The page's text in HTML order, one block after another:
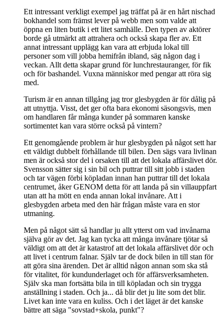
Ett intressant verkligt exempel jag träffat på är en hårt nischad
bokhandel som främst lever på webb men som valde att
öppna en liten butik i ett litet samhälle. Den typen av aktörer
borde gå utmärkt att attrahera och också skapa fler av. Ett
annat intressant upplägg kan vara att erbjuda lokal till
personer som vill jobba hemifrån ibland, säg någon dag i
veckan. Allt detta skapar grund för lunchrestauranger, för fik
och för bashandel. Vuxna människor med pengar att röra sig
med.
Turism är en annan tillgång jag tror glesbygden är för dålig på
att utnyttja. Visst, det ger ofta bara ekonomi säsongsvis, men
om handlaren får många kunder på sommaren kanske
sortimentet kan vara större också på vintern?
Ett genomgående problem är hur glesbygden på något sett har
ett väldigt dubbelt förhållande till bilen. Den sägs vara livlinan
men är också stor del i orsaken till att det lokala affärslivet dör.
Svensson sätter sig i sin bil och puttrar till sitt jobb i staden
och tar vägen förbi köpladan innan han puttrar till det lokala
centrumet, åker GENOM detta för att landa på sin villauppfart
utan att ha mött en enda annan lokal invånare. Att i
glesbygden arbeta med den här frågan måste vara en stor
utmaning.
Men på något sätt så handlar ju allt ytterst om vad invånarna
själva gör av det. Jag kan tycka att många invånare tjötar så
väldigt om att det är katastrof att det lokala affärslivet dör och
att livet i centrum falnar. Själv tar de dock bilen in till stan för
att göra sina ärenden. Det är alltid någon annan som ska stå
för vitalitet, för kundunderlaget och för affärsverksamheten.
Själv ska man fortsätta bila in till köpladan och sin trygga
anställning i staden. Och ja... då blir det ju lite som det blir.
Livet kan inte vara en kuliss. Och i det läget är det kanske
bättre att säga "sovstad+skola, punkt"?